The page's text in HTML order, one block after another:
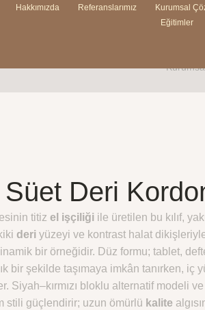
Hakkımızda Referanslarımız
Kurumsal
Eğitimler
Deri
titiz el işçiliği ile üretilen bu kılıf,
deri yüzeyi ve kontrast halat
bir örneğidir. Düz formu; tablet,
bir şekilde taşımaya imkân tanırken,
Siyah–kırmızı bloklu alternatif modeli
stili güçlendirir; uzun ömürlü kalite